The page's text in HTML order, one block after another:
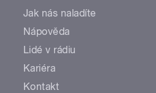
Jak nás naladíte
Nápověda
Lidé v rádiu
Kariéra
Kontakt